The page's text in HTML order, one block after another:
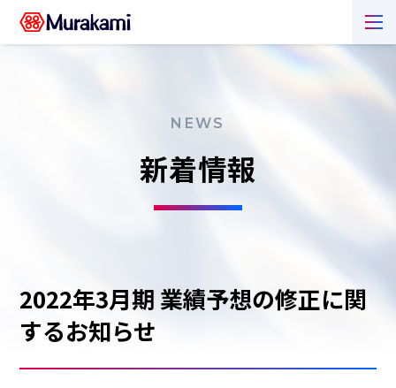
NEWS
新着情報
2022年3月期 業績予想の修正に関
するお知らせ